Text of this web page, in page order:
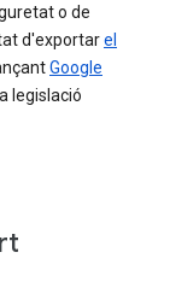
o de
d'exportarel
Google
legislació